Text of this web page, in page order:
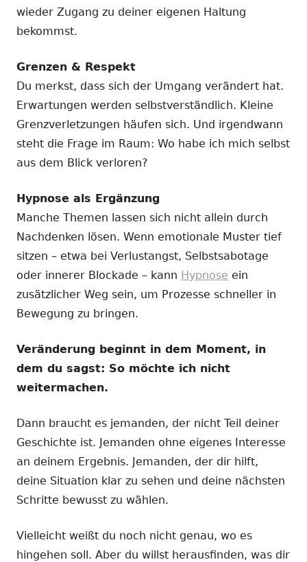
wieder Zugang zu deiner eigenen Haltung
bekommst.
Grenzen & Respekt
Du merkst, dass sich der Umgang verändert hat.
Erwartungen werden selbstverständlich. Kleine
Grenzverletzungen häufen sich. Und irgendwann
steht die Frage im Raum: Wo habe ich mich selbst
aus dem Blick verloren?
Hypnose als Ergänzung
Manche Themen lassen sich nicht allein durch
Nachdenken lösen. Wenn emotionale Muster tief
sitzen – etwa bei Verlustangst, Selbstsabotage
oder innerer Blockade – kann Hypnose ein
zusätzlicher Weg sein, um Prozesse schneller in
Bewegung zu bringen.
Veränderung beginnt in dem Moment, in
dem du sagst: So möchte ich nicht
weitermachen.
Dann braucht es jemanden, der nicht Teil deiner
Geschichte ist. Jemanden ohne eigenes Interesse
an deinem Ergebnis. Jemanden, der dir hilft,
deine Situation klar zu sehen und deine nächsten
Schritte bewusst zu wählen.
Vielleicht weißt du noch nicht genau, wo es
hingehen soll. Aber du willst herausfinden, was dir